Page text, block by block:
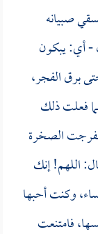
صبيانه
- أي: يبكون
برق الفجر،
فعلت ذلك
الصخرة
اللهم! إنك
وكنت أحبها
فامتنعت